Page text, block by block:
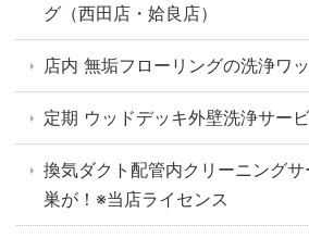
グ（西田店・姶良店）
店内 無垢フローリングの洗浄ワ
定期 ウッドデッキ外壁洗浄サー
換気ダクト配管内クリーニング
巣が！※当店ライセンス